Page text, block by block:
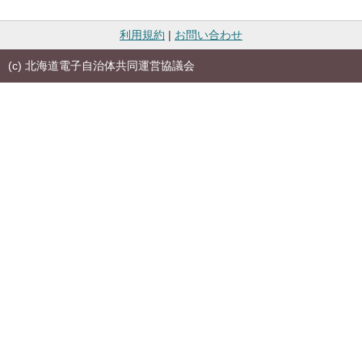
利用規約 | お問い合わせ
(c) 北海道電子自治体共同運営協議会